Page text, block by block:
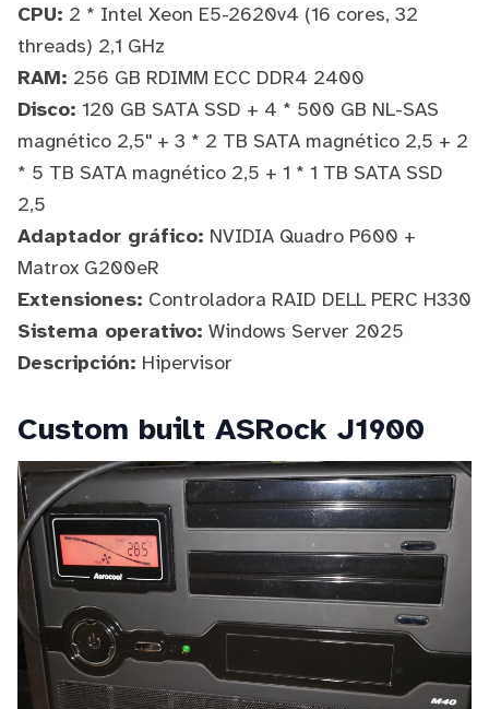
CPU: 2 * Intel Xeon E5-2620v4 (16 cores, 32
threads) 2,1 GHz
RAM: 256 GB RDIMM ECC DDR4 2400
Disco: 120 GB SATA SSD + 4 * 500 GB NL-SAS
magnético 2,5'' + 3 * 2 TB SATA magnético 2,5 + 2
* 5 TB SATA magnético 2,5 + 1 * 1 TB SATA SSD
2,5
Adaptador gráfico: NVIDIA Quadro P600 +
Matrox G200eR
Extensiones: Controladora RAID DELL PERC H330
Sistema operativo: Windows Server 2025
Descripción: Hipervisor
Custom built ASRock J1900